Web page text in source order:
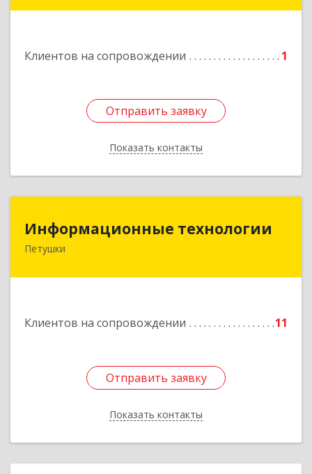
Клиентов на сопровождении 1
Отправить заявку
Показать контакты
Отправить заявку
Назад
Информационные технологии
Петушки
Клиентов на сопровождении 11
Отправить заявку
Показать контакты
Информационные технологии
Отправить заявку
Назад